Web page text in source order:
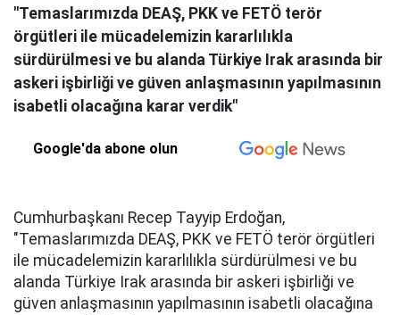
"Temaslarımızda DEAŞ, PKK ve FETÖ terör
örgütleri ile mücadelemizin kararlılıkla
sürdürülmesi ve bu alanda Türkiye Irak arasında bir
askeri işbirliği ve güven anlaşmasının yapılmasının
isabetli olacağına karar verdik"
Google'da abone olun
Cumhurbaşkanı Recep Tayyip Erdoğan,
"Temaslarımızda DEAŞ, PKK ve FETÖ terör örgütleri
ile mücadelemizin kararlılıkla sürdürülmesi ve bu
alanda Türkiye Irak arasında bir askeri işbirliği ve
güven anlaşmasının yapılmasının isabetli olacağına